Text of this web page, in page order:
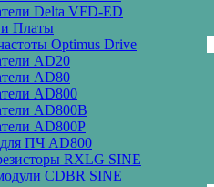
Delta VFD-ED
и Платы
Optimus Drive
AD20
AD80
AD800
AD800B
AD800P
ПЧ AD800
RXLG SINE
CDBR SINE